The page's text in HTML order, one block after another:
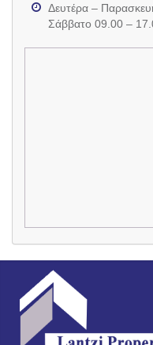
Δευτέρα –
Σάββατο 09.00 –